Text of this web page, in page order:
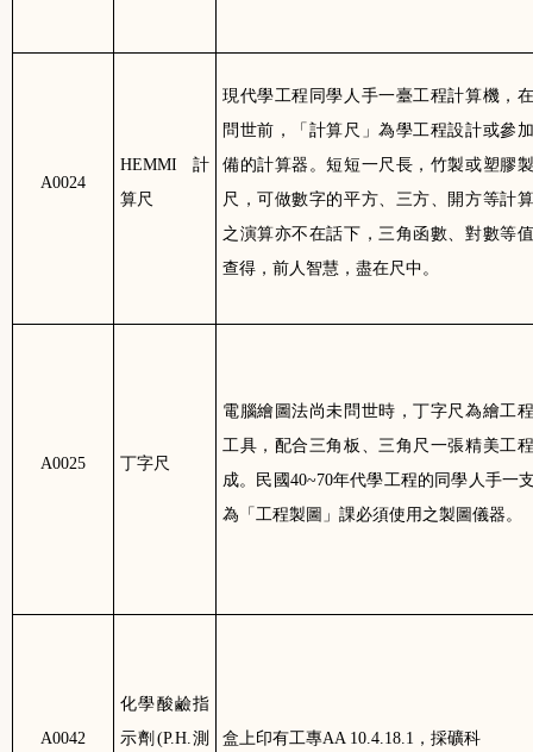
A0024
HEMMI 計
算尺
現代學工程同學人手一臺工程計算機，
問世前，「計算尺」為學工程設計或參
備的計算器。短短一尺長，竹製或塑膠
尺，可做數字的平方、三方、開方等計
之演算亦不在話下，三角函數、對數等
查得，前人智慧，盡在尺中。
A0025 丁字尺
電腦繪圖法尚未問世時，丁字尺為繪工
工具，配合三角板、三角尺一張精美工
成。民國40~70年代學工程的同學人手一
為「工程製圖」課必須使用之製圖儀器。
A0042
化學酸鹼指
示劑 (P.H. 測
盒上印有工專AA 10.4.18.1 ，採礦科